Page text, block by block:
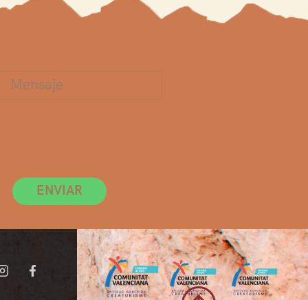
ENVIAR